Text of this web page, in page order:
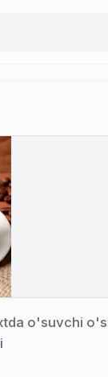
o'suvchi